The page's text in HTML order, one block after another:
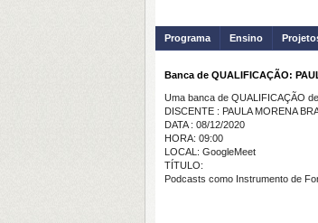
Programa Ensino
Banca de QUALIFICAÇÃO:
Uma banca de QUALIFICAÇÃO
DISCENTE : PAULA MORENA
DATA : 08/12/2020
HORA: 09:00
LOCAL: GoogleMeet
TÍTULO:
Podcasts como Instrumento de